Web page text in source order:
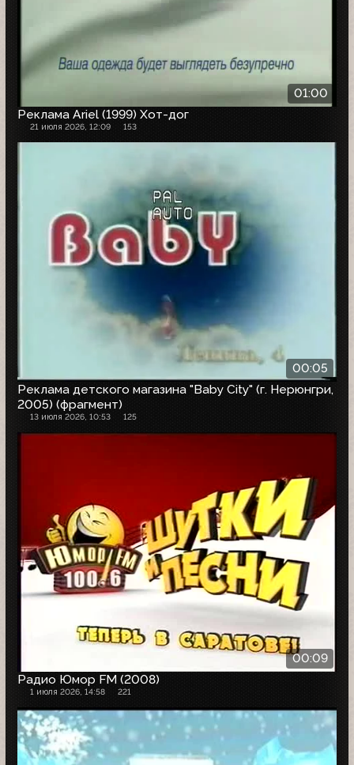
01:00
Реклама Ariel (1999) Хот-дог
21 июля 2026, 12:09 153
00:05
Реклама детского магазина "Baby City" (г. Нерюнгри,
2005) (фрагмент)
13 июля 2026, 10:53 125
00:09
Радио Юмор FM (2008)
1 июля 2026, 14:58 221